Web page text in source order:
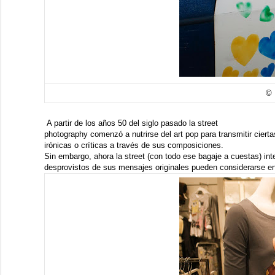
©
A partir de los años 50 del siglo pasado la street
photography comenzó a nutrirse del art pop para transmitir
irónicas o críticas a través de sus composiciones.
Sin embargo, ahora la street (con todo ese bagaje a cuestas)
desprovistos de sus mensajes originales pueden considerarse